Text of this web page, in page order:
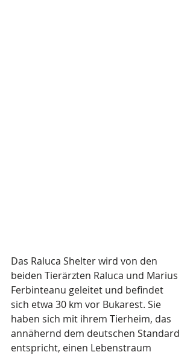
Das Raluca Shelter wird von den
beiden Tierärzten Raluca und Marius
Ferbinteanu geleitet und befindet
sich etwa 30 km vor Bukarest. Sie
haben sich mit ihrem Tierheim, das
annähernd dem deutschen Standard
entspricht, einen Lebenstraum